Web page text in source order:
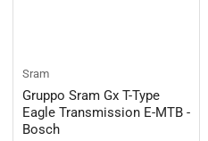
Sram
Gruppo Sram Gx T-Type
Eagle Transmission E-MTB -
Bosch